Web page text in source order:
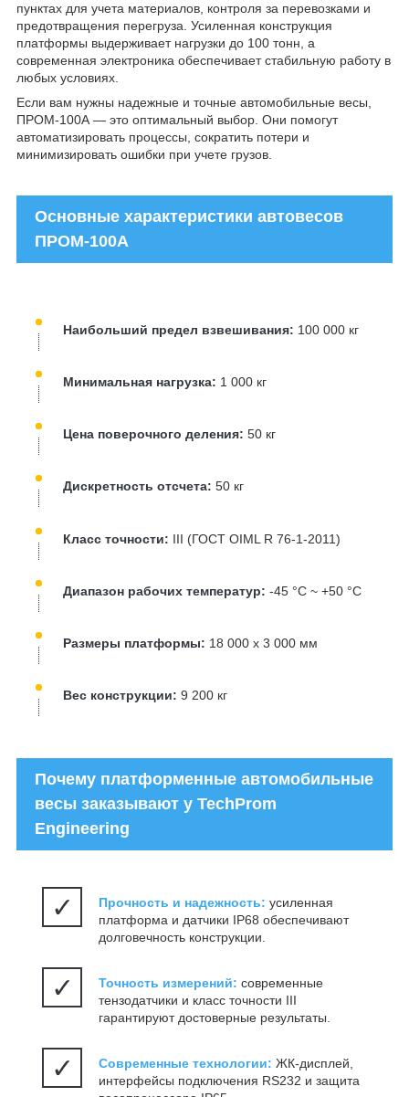
пунктах для учета материалов, контроля за перевозками и
предотвращения перегруза. Усиленная конструкция
платформы выдерживает нагрузки до 100 тонн, а
современная электроника обеспечивает стабильную работу в
любых условиях.
Если вам нужны надежные и точные автомобильные весы,
ПРОМ-100А — это оптимальный выбор. Они помогут
автоматизировать процессы, сократить потери и
минимизировать ошибки при учете грузов.
Основные характеристики автовесов
ПРОМ-100А
Наибольший предел взвешивания: 100 000 кг
Минимальная нагрузка: 1 000 кг
Цена поверочного деления: 50 кг
Дискретность отсчета: 50 кг
Класс точности: III (ГОСТ OIML R 76-1-2011)
Диапазон рабочих температур: -45 °C ~ +50 °C
Размеры платформы: 18 000 х 3 000 мм
Вес конструкции: 9 200 кг
Почему платформенные автомобильные
весы заказывают у TechProm
Engineering
✓ Прочность и надежность: усиленная
платформа и датчики IP68 обеспечивают
долговечность конструкции.
✓ Точность измерений: современные
тензодатчики и класс точности III
гарантируют достоверные результаты.
✓ Современные технологии: ЖК-дисплей,
интерфейсы подключения RS232 и защита